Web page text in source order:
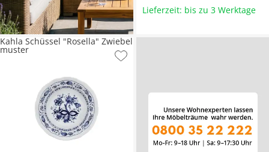
Lieferzeit: bis zu 3 Werktage
Kahla Schüssel "Rosella" Zwiebel
muster